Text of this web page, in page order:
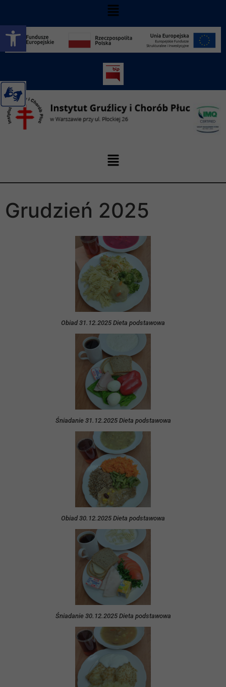
Otwórz pasek narzędzi
Grudzień 2025
Obiad 31.12.2025 Dieta podstawowa
Śniadanie 31.12.2025 Dieta podstawowa
Obiad 30.12.2025 Dieta podstawowa
Śniadanie 30.12.2025 Dieta podstawowa